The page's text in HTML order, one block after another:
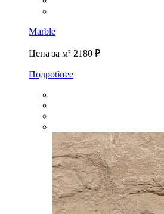
Marble
Цена за м² 2180 ₽
Подробнее